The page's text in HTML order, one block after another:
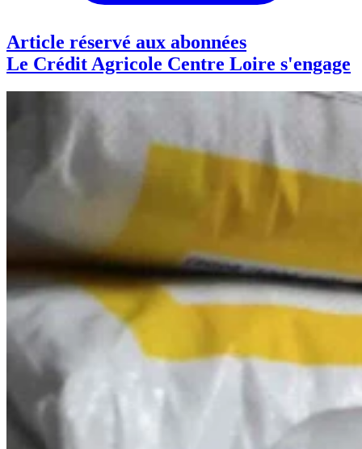
Article réservé aux abonnées
Le Crédit Agricole Centre Loire s'engage